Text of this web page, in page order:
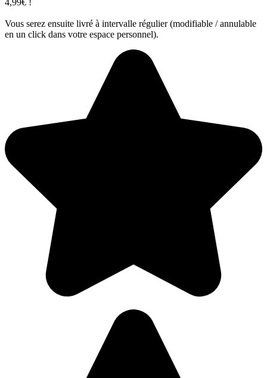
Vous serez ensuite livré à intervalle régulier (modifiable / annulable
en un click dans votre espace personnel).